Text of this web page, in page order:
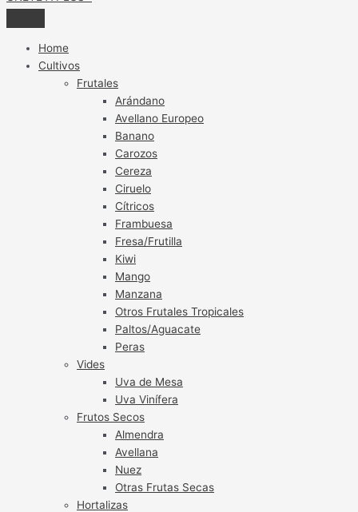
Home
Cultivos
Frutales
Arándano
Avellano Europeo
Banano
Carozos
Cereza
Ciruelo
Cítricos
Frambuesa
Fresa/Frutilla
Kiwi
Mango
Manzana
Otros Frutales Tropicales
Paltos/Aguacate
Peras
Vides
Uva de Mesa
Uva Vinífera
Frutos Secos
Almendra
Avellana
Nuez
Otras Frutas Secas
Hortalizas